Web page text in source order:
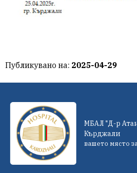
Публикувано на: 2025-04-29
МБАЛ "Д-р
Кърджали
вашето място